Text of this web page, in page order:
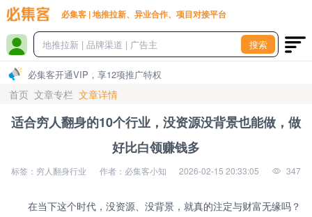
必集客 | 地推拉新、异业合作、项目对接平台
搜索
必集客开通VIP，享12项推广特权
首页 文章专栏 文章详情
适合穷人翻身的10个行业，没资源没背景也能做，做
好比白领赚钱多
标签：穷人翻身行业 作者：必集客小知 2026-02-15 20:33:05 347
在当下这个时代，没资源、没背景，就真的注定与财富无缘吗？